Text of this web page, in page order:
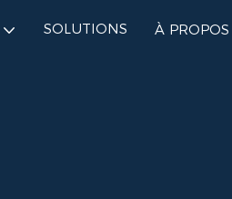
SOLUTIONS À